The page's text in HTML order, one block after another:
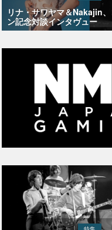
リナ・サワヤマ＆Nakajin
ン記念対談インタヴュー